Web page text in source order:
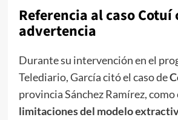
Referencia al caso Cotuí
advertencia
Durante su intervención en el
Telediario, García citó el caso de
provincia Sánchez Ramírez, como
limitaciones del modelo